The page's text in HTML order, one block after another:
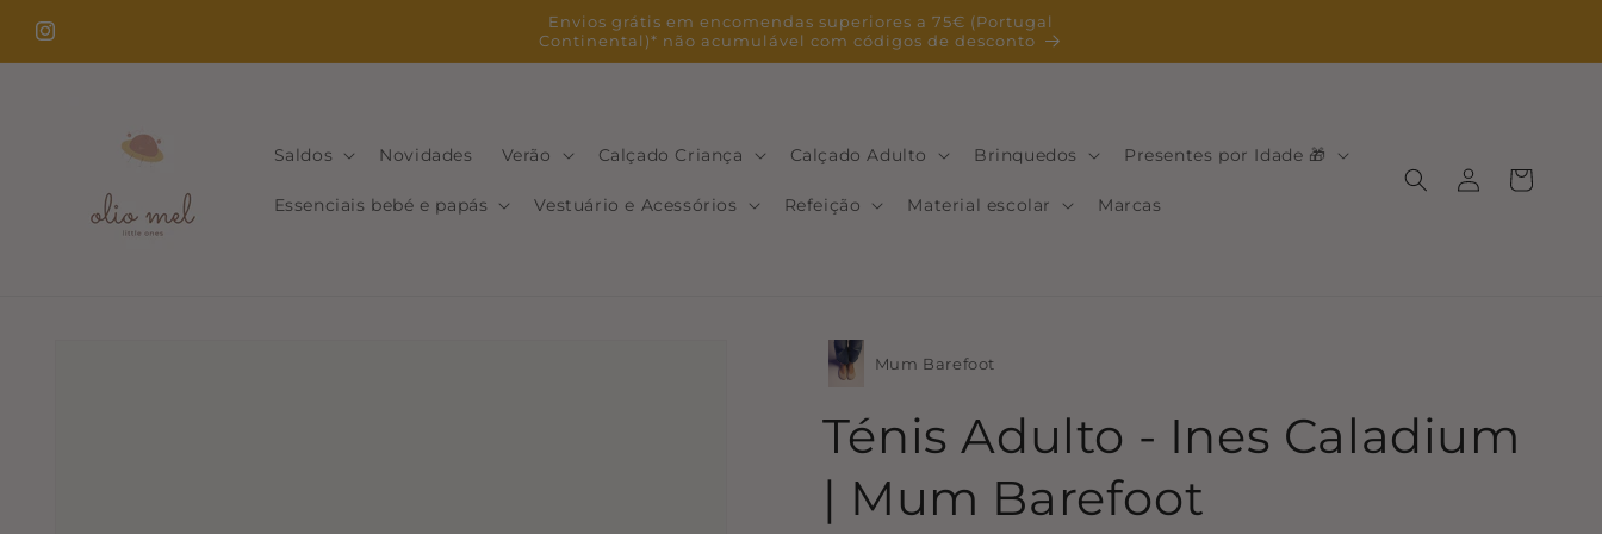
para o
conteúdo
Instagram
Envios grátis em encomendas superiores a 75€ (Portugal
Continental)* não acumulável com códigos de desconto
Saldos Novidades Verão Calçado Criança Calçado Adulto Brinquedos Presentes por Idade 🎁
Essenciais bebé e papás Vestuário e Acessórios Refeição Material escolar Marcas
sessão
Carrinho
Mum Barefoot
Ténis Adulto - Ines Caladium
| Mum Barefoot